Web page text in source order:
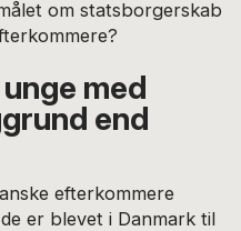
om statsborgerskab
med
end
efterkommere
er blevet i Danmark til